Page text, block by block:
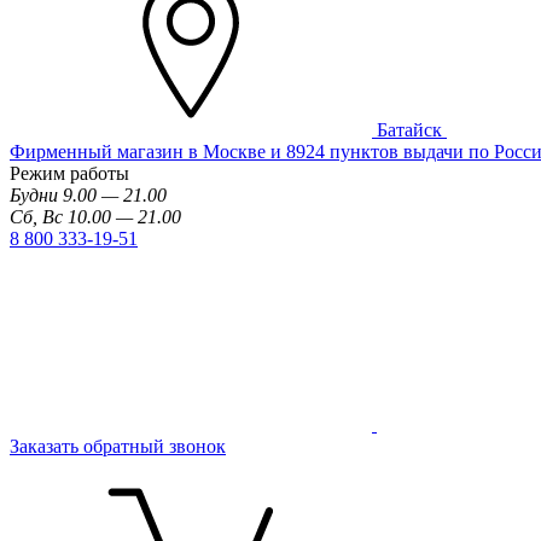
Батайск
Фирменный магазин в Москве и 8924 пунктов выдачи по
Режим работы
Будни 9.00 — 21.00
Сб, Вс 10.00 — 21.00
8 800 333-19-51
Заказать обратный звонок